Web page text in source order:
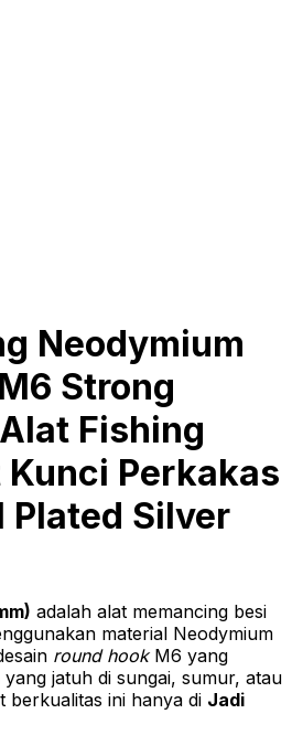
Neodymium
Strong
Fishing
Perkakas
Plated Silver
adalah alat memancing besi
material Neodymium
round hookM6 yang
jatuh di sungai, sumur, atau
berkualitas ini hanya di Jadi